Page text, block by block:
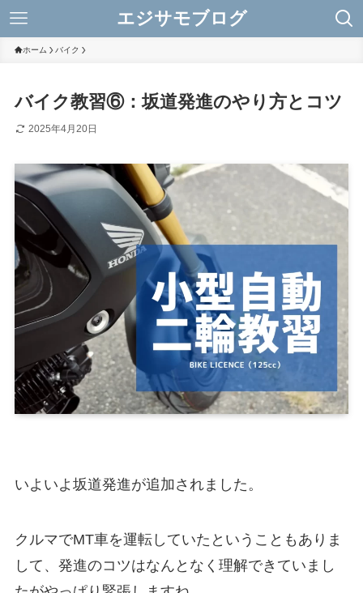
エジサモブログ
ホーム バイク
バイク教習⑥：坂道発進のやり方とコツ
2025年4月20日
いよいよ坂道発進が追加されました。
クルマでMT車を運転していたということもありま
して、発進のコツはなんとなく理解できていまし